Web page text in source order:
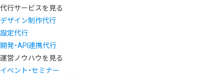
代行サービスを見る
デザイン制作代行
設定代行
開発・API連携代行
運営ノウハウを見る
イベント・セミナー